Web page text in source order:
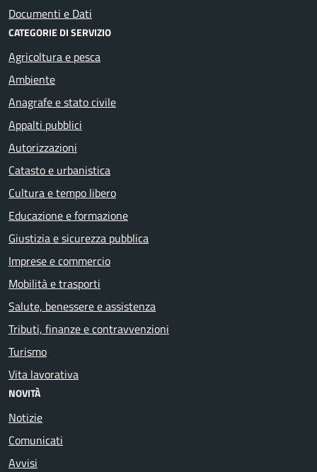
Documenti e Dati
CATEGORIE DI SERVIZIO
Agricoltura e pesca
Ambiente
Anagrafe e stato civile
Appalti pubblici
Autorizzazioni
Catasto e urbanistica
Cultura e tempo libero
Educazione e formazione
Giustizia e sicurezza pubblica
Imprese e commercio
Mobilità e trasporti
Salute, benessere e assistenza
Tributi, finanze e contravvenzioni
Turismo
Vita lavorativa
NOVITÀ
Notizie
Comunicati
Avvisi